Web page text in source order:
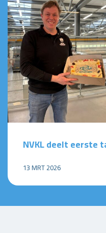
NVKL deelt eerste
13 MRT 2026